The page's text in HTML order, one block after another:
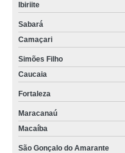
Ibiriite
Sabará
Camaçari
Simões Filho
Caucaia
Fortaleza
Maracanaú
Macaíba
São Gonçalo do Amarante